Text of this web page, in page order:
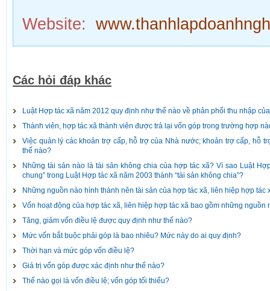
Website:
Các hỏi đáp khác
Luật Hợp tác xã năm 2012 quy định như thế nào về phân phối thu nhập
Thành viên, hợp tác xã thành viên được trả lại vốn góp trong trường hợp
Việc quản lý các khoản trợ cấp, hỗ trợ của Nhà nước; khoản trợ cấp, hỗ
thế nào?
Những tài sản nào là tài sản không chia của hợp tác xã? Vì sao Luật
chung” trong Luật Hợp tác xã năm 2003 thành “tài sản không chia”?
Những nguồn nào hình thành nên tài sản của hợp tác xã, liên hiệp hợp tác
Vốn hoạt động của hợp tác xã, liên hiệp hợp tác xã bao gồm những nguồn
Tăng, giảm vốn điều lệ được quy định như thế nào?
Mức vốn bắt buộc phải góp là bao nhiêu? Mức này do ai quy định?
Thời hạn và mức góp vốn điều lệ?
Giá trị vốn góp được xác định như thế nào?
Thế nào gọi là vốn điều lệ; vốn góp tối thiểu?